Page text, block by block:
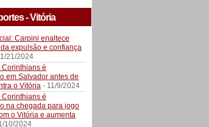
- Vitória
Carpini enaltece
expulsão e confiança
21/2024
é
em Salvador antes de
o Vitória - 11/9/2024
é
na chegada para jogo
o Vitória e aumenta
10/2024